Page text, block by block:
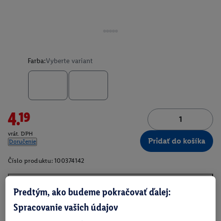
Farba:Vyberte variant
4.19
vrát. DPH
Doručenie
Pridať do košíka
Číslo produktu: 100374142
O produkte
Predtým, ako budeme pokračovať ďalej:
Spracovanie vašich údajov